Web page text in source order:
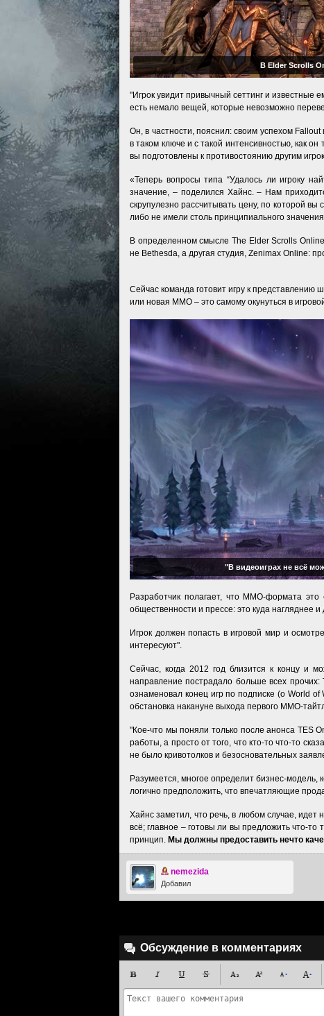
В Elder Scrolls
"Игрок увидит привычный сеттинг и известные
есть немало вещей, которые невозможно
Он, в частности, пояснил: своим успехом
в таком ключе и с такой интенсивностью, как
вы подготовлены к противостоянию другим
«Теперь вопросы типа “Удалось ли игроку
значение, – поделился Хайнс. – Нам
скрупулезно рассчитывать цену, по которой
либо не имели столь принципиального
В определенном смысле The Elder Scrolls
не Bethesda, а другая студия, Zenimax Online:
Сейчас команда готовит игру к представлению
или новая ММО – это самому окунуться в
"В видеоиграх не всё
Разработчик полагает, что ММО-формата
общественности и прессе: это куда нагляднее
Игрок должен попасть в игровой мир и
интересуют".
Сейчас, когда 2012 год близится к концу и
направление пострадало больше всех
ознаменовал конец игр по подписке (о World
обстановка накануне выхода первого ММО-
"Кое-что мы поняли только после анонса TES
работы, а просто от того, что кто-то что-то
не было кривотолков и безосновательных
Разумеется, многое определит бизнес-модель,
логично предположить, что впечатляющие
Хайнс заметил, что речь, в любом случае, идет
всё; главное – готовы ли вы предложить что-
принцип. Мы должны предоставить нечто
nemezida
Добавил
Обсуждение в комментариях